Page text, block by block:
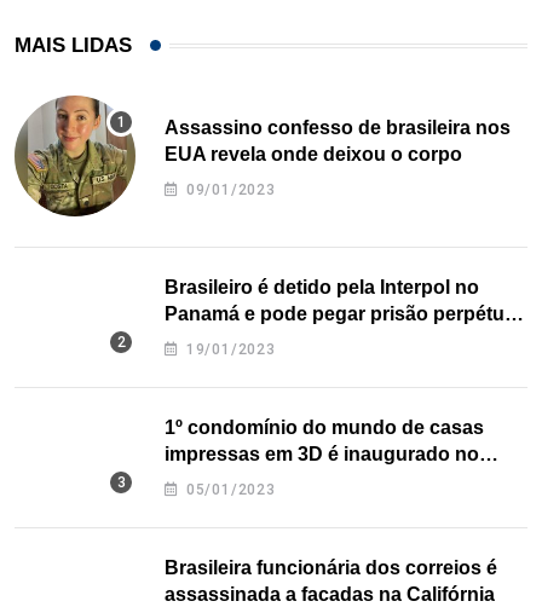
MAIS LIDAS
Assassino confesso de brasileira nos
EUA revela onde deixou o corpo
09/01/2023
Brasileiro é detido pela Interpol no
Panamá e pode pegar prisão perpétua
nos EUA
19/01/2023
1º condomínio do mundo de casas
impressas em 3D é inaugurado no
Texas
05/01/2023
Brasileira funcionária dos correios é
assassinada a facadas na Califórnia